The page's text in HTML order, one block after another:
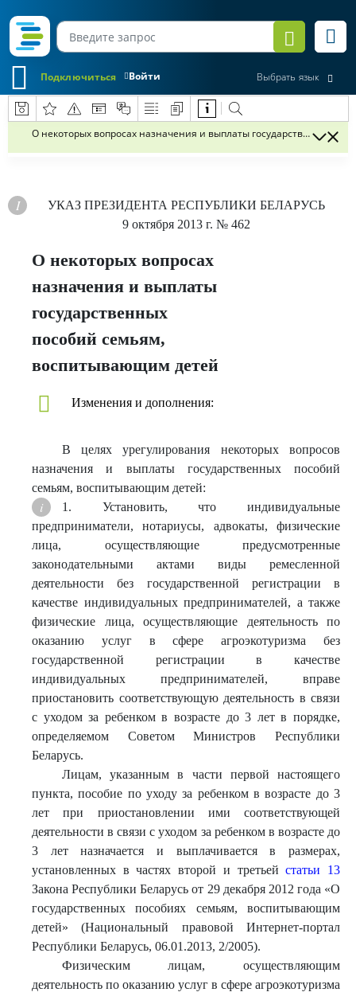
Войти
Подключиться Выбрать язык
О некоторых вопросах назначения и выплаты государственных
УКАЗ ПРЕЗИДЕНТА РЕСПУБЛИКИ БЕЛАРУСЬ
9 октября 2013 г. № 462
О некоторых вопросах
назначения и выплаты
государственных
пособий семьям,
воспитывающим детей
Изменения и дополнения:
В целях урегулирования некоторых вопросов
назначения и выплаты государственных пособий
семьям, воспитывающим детей:
1. Установить, что индивидуальные
предприниматели, нотариусы, адвокаты, физические
лица, осуществляющие предусмотренные
законодательными актами виды ремесленной
деятельности без государственной регистрации в
качестве индивидуальных предпринимателей, а также
физические лица, осуществляющие деятельность по
оказанию услуг в сфере агроэкотуризма без
государственной регистрации в качестве
индивидуальных предпринимателей, вправе
приостановить соответствующую деятельность в связи
с уходом за ребенком в возрасте до 3 лет в порядке,
определяемом Советом Министров Республики
Беларусь.
Лицам, указанным в части первой настоящего
пункта, пособие по уходу за ребенком в возрасте до 3
лет при приостановлении ими соответствующей
деятельности в связи с уходом за ребенком в возрасте до
3 лет назначается и выплачивается в размерах,
установленных в частях второй и третьейстатьи 13
Закона Республики Беларусь от 29 декабря 2012 года «О
государственных пособиях семьям, воспитывающим
детей» (Национальный правовой Интернет-портал
Республики Беларусь, 06.01.2013, 2/2005).
Физическим лицам, осуществляющим
деятельность по оказанию услуг в сфере агроэкотуризма